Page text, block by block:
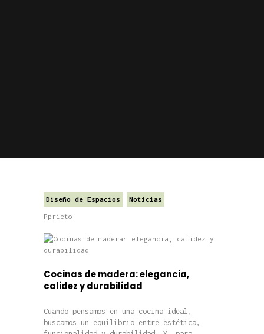
Diseño de Espacios Noticias
Pprieto
Cocinas de madera: elegancia,
calidez y durabilidad
Cuando pensamos en una cocina ideal,
buscamos un equilibrio entre estética,